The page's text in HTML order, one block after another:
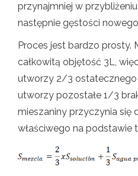
przynajmniej w
następnie gęstości
Proces jest bardzo prosty.
całkowitą objętość 3L,
utworzy 2/3
utworzy pozostałe 1/3
mieszaniny przyczynia się
właściwego na podstawie